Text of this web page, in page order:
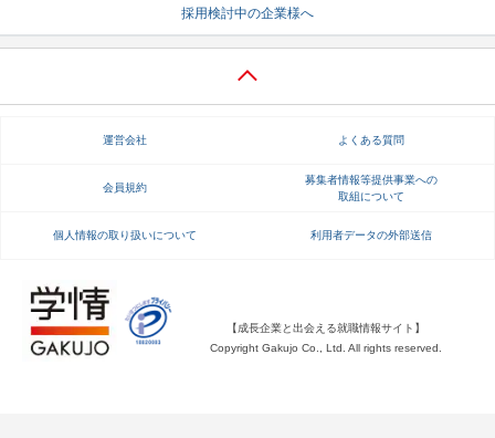
就活ノウハウが満載！ お役立ち記事・相談室など
就活ニュースペーパー よくある質問
不明点があればこちら
採用検討中の企業様へ
運営会社 よくある質問
会員規約
募集者情報等提供事業への
取組について
個人情報の取り扱いについて 利用者データの外部送信
【成長企業と出会える就職情報サイト】
Copyright Gakujo Co., Ltd. All rights reserved.